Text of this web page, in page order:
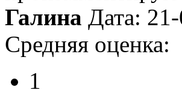
Галина Дата:
Средняя оценка:
1